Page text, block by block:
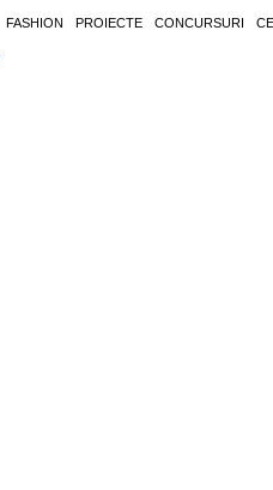
FASHION PROIECTE CONCURSURI